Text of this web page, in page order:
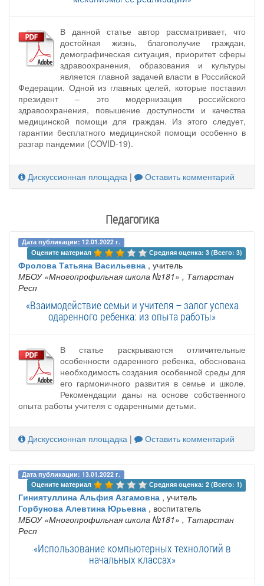
В данной статье автор рассматривает, что
достойная жизнь, благополучие граждан,
демографическая ситуация, приоритет сферы
здравоохранения, образования и культуры
является главной задачей власти в Российской
Федерации. Одной из главных целей, которые поставил
президент – это модернизация российского
здравоохранения, повышение доступности и качества
медицинской помощи для граждан. Из этого следует,
гарантии бесплатного медицинской помощи особенно в
разгар пандемии (COVID-19).
Дискуссионная площадка | Оставить комментарий
Педагогика
Дата публикации: 12.01.2022 г.
Оцените материал
Средняя оценка: 3 (Всего: 3)
Фролова Татьяна Васильевна , учитель
МБОУ «Многопрофильная школа №181» , Татарстан
Респ
«Взаимодействие семьи и учителя – залог успеха
одаренного ребенка: из опыта работы»
В статье раскрываются отличительные
особенности одаренного ребенка, обоснована
необходимость создания особенной среды для
его гармоничного развития в семье и школе.
Рекомендации даны на основе собственного
опыта работы учителя с одаренными детьми.
Дискуссионная площадка | Оставить комментарий
Дата публикации: 13.01.2022 г.
Оцените материал
Средняя оценка: 2 (Всего: 1)
Гиниятуллина Альфия Азгамовна , учитель
Горбунова Алевтина Юрьевна , воспитатель
МБОУ «Многопрофильная школа №181» , Татарстан
Респ
«Использование компьютерных технологий в
начальных классах»